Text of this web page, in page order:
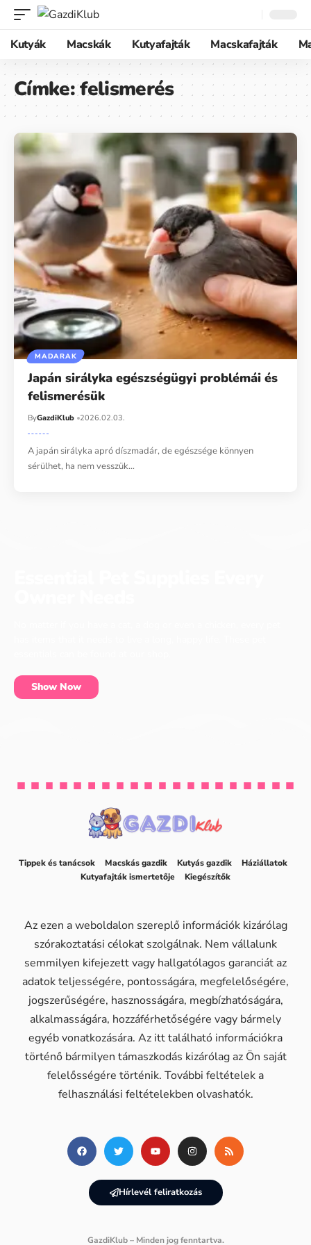
Kutyák Macskák Kutyafajták Macskafajták
Címke:felismerés
MADARAK
Japán sirályka egészségügyi problémái és
felismerésük
ByGazdiKlub 2026.02.03.
A japán sirályka apró díszmadár, de egészsége könnyen
sérülhet, ha nem vesszük…
Show Now
Tippek és tanácsok Macskás gazdik Kutyás gazdik
Háziállatok
Kutyafajták ismertetője
Kiegészítők
Az ezen a weboldalon szereplő információk kizárólag
szórakoztatási célokat szolgálnak. Nem vállalunk
semmilyen kifejezett vagy hallgatólagos garanciát az
adatok teljességére, pontosságára, megfelelőségére,
jogszerűségére, hasznosságára, megbízhatóságára,
alkalmasságára, hozzáférhetőségére vagy bármely
egyéb vonatkozására. Az itt található információkra
történő bármilyen támaszkodás kizárólag az Ön saját
felelősségére történik. További feltételek a
felhasználási feltételekben olvashatók.
Hírlevél feliratkozás
GazdiKlub – Minden jog fenntartva.